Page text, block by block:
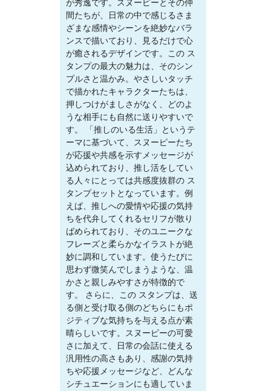
が秀逸です。スヌーピーとその仲
間たちが、日常の中で感じるさま
ざまな感情やシーンを絶妙なバラ
ンスで描いており、見るだけで心
が癒されるデザインです。この ス
タンプの最大の魅力は、そのシン
プルさと温かみ。やさしいタッチ
で描かれたキャラクターたちは、
押しつけがましさがなく、どのよ
うな相手にも自然に送りやすいで
す。 「推しのいる生活」というテ
ーマに基づいて、スヌーピーたち
が応援や共感を示すメッセージが
込められており、推し活をしてい
る人々にとっては共感度抜群の ス
タンプセットとなっています。例
えば、推しへの愛情や応援の気持
ちを代弁してくれるセリフが散り
ばめられており、そのユニークな
フレーズと柔らかなイラストが絶
妙に調和しています。使うたびに
思わず微笑んでしまうような、温
かさと親しみやすさが特徴的で
す。 さらに、この スタンプは、送
る側と受け取る側のどちらにもポ
ジティブな気持ちを与える点が素
晴らしいです。スヌーピーの可愛
さに加えて、日常の会話に使える
汎用性の高さもあり、感謝の気持
ちや応援メッセージなど、どんな
シチュエーションにも適していま